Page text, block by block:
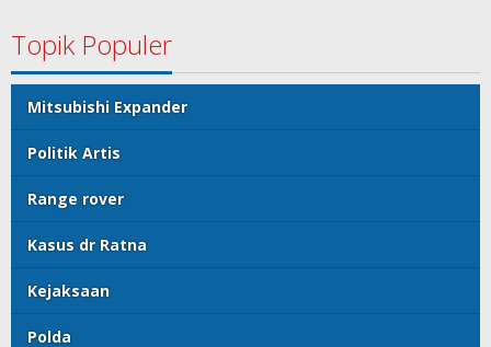
Topik Populer
Mitsubishi Expander
Politik Artis
Range rover
Kasus dr Ratna
Kejaksaan
Polda